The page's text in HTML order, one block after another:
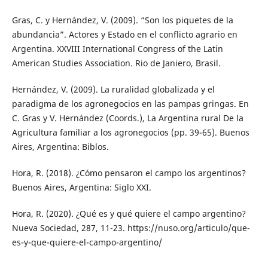
Gras, C. y Hernández, V. (2009). “Son los piquetes de la
abundancia”. Actores y Estado en el conflicto agrario en
Argentina. XXVIII International Congress of the Latin
American Studies Association. Rio de Janiero, Brasil.
Hernández, V. (2009). La ruralidad globalizada y el
paradigma de los agronegocios en las pampas gringas. En
C. Gras y V. Hernández (Coords.), La Argentina rural De la
Agricultura familiar a los agronegocios (pp. 39-65). Buenos
Aires, Argentina: Biblos.
Hora, R. (2018). ¿Cómo pensaron el campo los argentinos?
Buenos Aires, Argentina: Siglo XXI.
Hora, R. (2020). ¿Qué es y qué quiere el campo argentino?
Nueva Sociedad, 287, 11-23. https://nuso.org/articulo/que-
es-y-que-quiere-el-campo-argentino/